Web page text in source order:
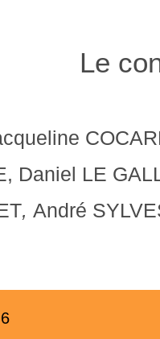
Le
Daniel LE
, André